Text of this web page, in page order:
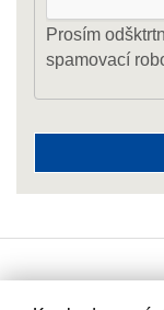
Prosím
spamovací